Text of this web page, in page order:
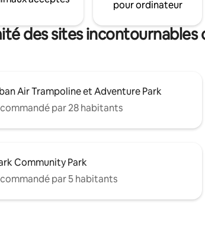
pour ordinateur
des sites incontournables
Air Trampoline et Adventure Park
par 28 habitants
Community Park
par 5 habitants